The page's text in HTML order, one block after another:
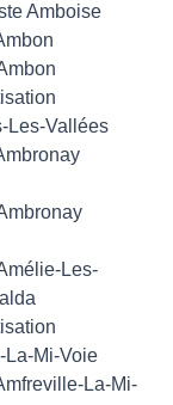
Amboise
Les-Vallées
Les-
La-Mi-Voie
La-Mi-